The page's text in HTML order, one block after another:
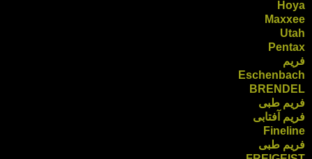
Hoya
Maxxee
Utah
Pentax
فریم
Eschenbach
BRENDEL
فریم طبی
فریم آفتابی
Fineline
فریم طبی